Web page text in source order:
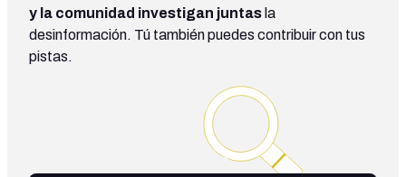
y la comunidad investigan juntas la
desinformación. Tú también puedes contribuir con tus
pistas.